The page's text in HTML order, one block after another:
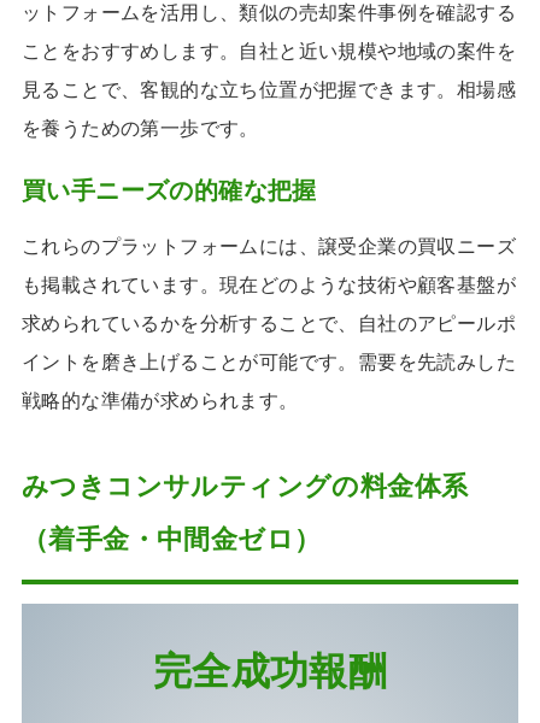
ットフォームを活用し、類似の売却案件事例を確認する
ことをおすすめします。自社と近い規模や地域の案件を
見ることで、客観的な立ち位置が把握できます。相場感
を養うための第一歩です。
買い手ニーズの的確な把握
これらのプラットフォームには、譲受企業の買収ニーズ
も掲載されています。現在どのような技術や顧客基盤が
求められているかを分析することで、自社のアピールポ
イントを磨き上げることが可能です。需要を先読みした
戦略的な準備が求められます。
みつきコンサルティングの料金体系
（着手金・中間金ゼロ）
完全成功報酬